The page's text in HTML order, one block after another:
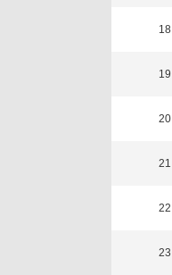
18
19
20
21
22
23